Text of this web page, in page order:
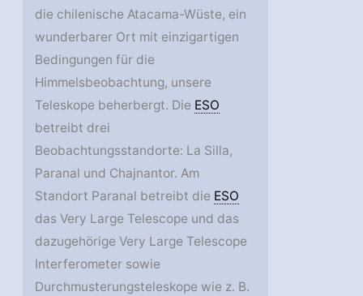
die chilenische Atacama-Wüste, ein
wunderbarer Ort mit einzigartigen
Bedingungen für die
Himmelsbeobachtung, unsere
Teleskope beherbergt. Die ESO
betreibt drei
Beobachtungsstandorte: La Silla,
Paranal und Chajnantor. Am
Standort Paranal betreibt die ESO
das Very Large Telescope und das
dazugehörige Very Large Telescope
Interferometer sowie
Durchmusterungsteleskope wie z. B.